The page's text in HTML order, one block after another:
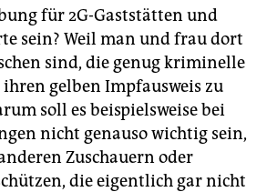
für 2G-Gaststätten und
sein? Weil man und frau dort
sind, die genug kriminelle
ihren gelben Impfausweis zu
soll es beispielsweise bei
nicht genauso wichtig sein,
Zuschauern oder
die eigentlich gar nicht